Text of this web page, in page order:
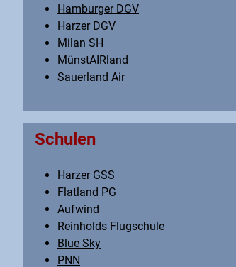
Hamburger DGV
Harzer DGV
Milan SH
MünstAIRland
Sauerland Air
Schulen
Harzer GSS
Flatland PG
Aufwind
Reinholds Flugschule
Blue Sky
PNN